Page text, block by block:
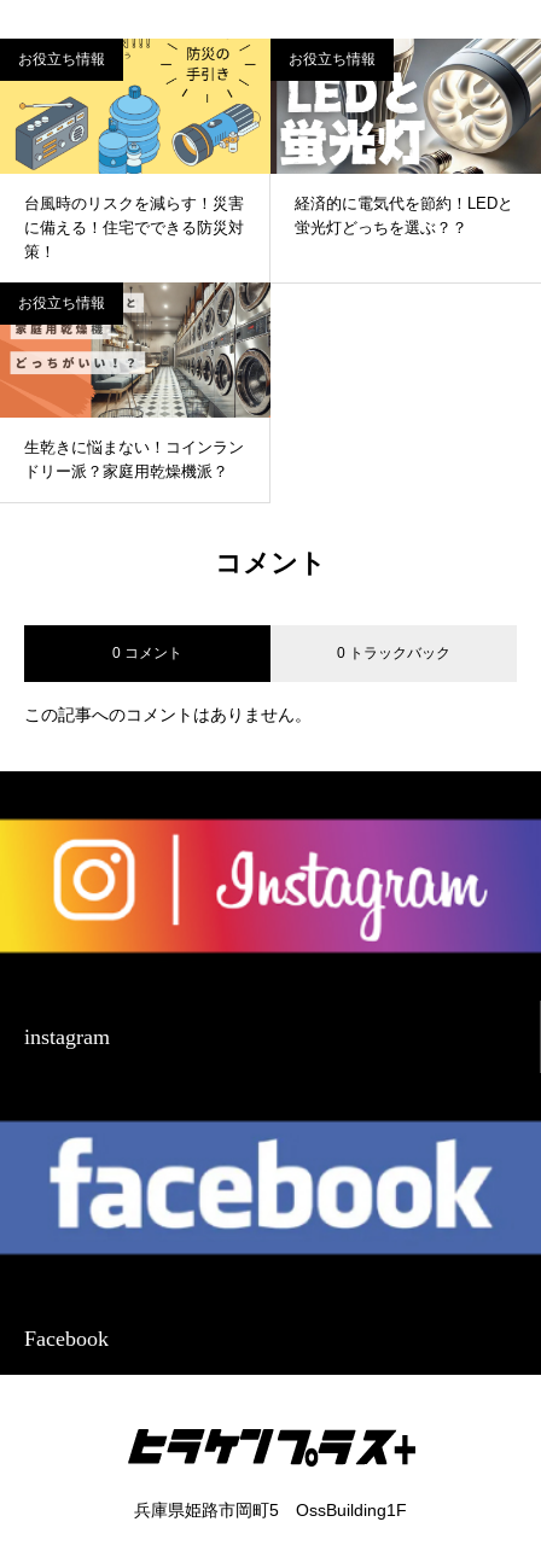
お役立ち情報
台風時のリスクを減らす！災害
に備える！住宅でできる防災対
策！
お役立ち情報
経済的に電気代を節約！LEDと
蛍光灯どっちを選ぶ？？
お役立ち情報
生乾きに悩まない！コインラン
ドリー派？家庭用乾燥機派？
コメント
0 コメント 0 トラックバック
この記事へのコメントはありません。
instagram
Facebook
兵庫県姫路市岡町5 OssBuilding1F